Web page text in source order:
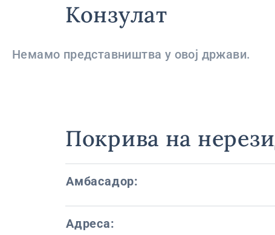
Конзулат
Немамо представништва у овој држави.
Покрива на
Амбасадор:
Адреса: